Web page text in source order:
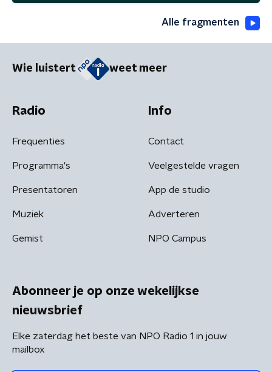
Alle fragmenten
Wie luistert weet meer
Radio
Frequenties
Programma's
Presentatoren
Muziek
Gemist
Info
Contact
Veelgestelde vragen
App de studio
Adverteren
NPO Campus
Abonneer je op onze wekelijkse
nieuwsbrief
Elke zaterdag het beste van NPO Radio 1 in jouw
mailbox